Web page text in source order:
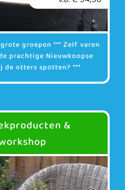
groepen *** Zelf varen
prachtige Nieuwkoopse
de otters spotten? ***
&